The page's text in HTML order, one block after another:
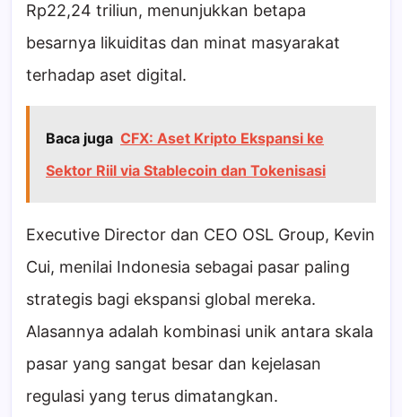
Rp22,24 triliun, menunjukkan betapa
besarnya likuiditas dan minat masyarakat
terhadap aset digital.
Baca juga CFX: Aset Kripto Ekspansi ke
Sektor Riil via Stablecoin dan Tokenisasi
Executive Director dan CEO OSL Group, Kevin
Cui, menilai Indonesia sebagai pasar paling
strategis bagi ekspansi global mereka.
Alasannya adalah kombinasi unik antara skala
pasar yang sangat besar dan kejelasan
regulasi yang terus dimatangkan.